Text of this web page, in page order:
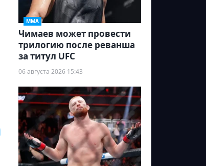
ММА
Чимаев может провести
трилогию после реванша
за титул UFC
06 августа 2026 15:43